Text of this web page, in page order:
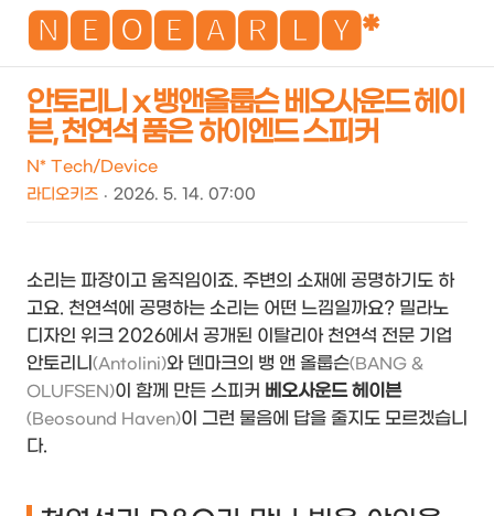
🅽🅴🅾🅴🅰🆁🅻🆈*
안토리니 x 뱅앤올룹슨 베오사운드 헤이
븐, 천연석 품은 하이엔드 스피커
N* Tech/Device
라디오키즈
2026. 5. 14. 07:00
소리는 파장이고 움직임이죠. 주변의 소재에 공명하기도 하
고요. 천연석에 공명하는 소리는 어떤 느낌일까요? 밀라노
디자인 위크 2026에서 공개된 이탈리아 천연석 전문 기업
안토리니 (Antolini)와 덴마크의 뱅 앤 올룹슨(BANG &
OLUFSEN)이 함께 만든 스피커 베오사운드 헤이븐
(Beosound Haven)이 그런 물음에 답을 줄지도 모르겠습니
다.